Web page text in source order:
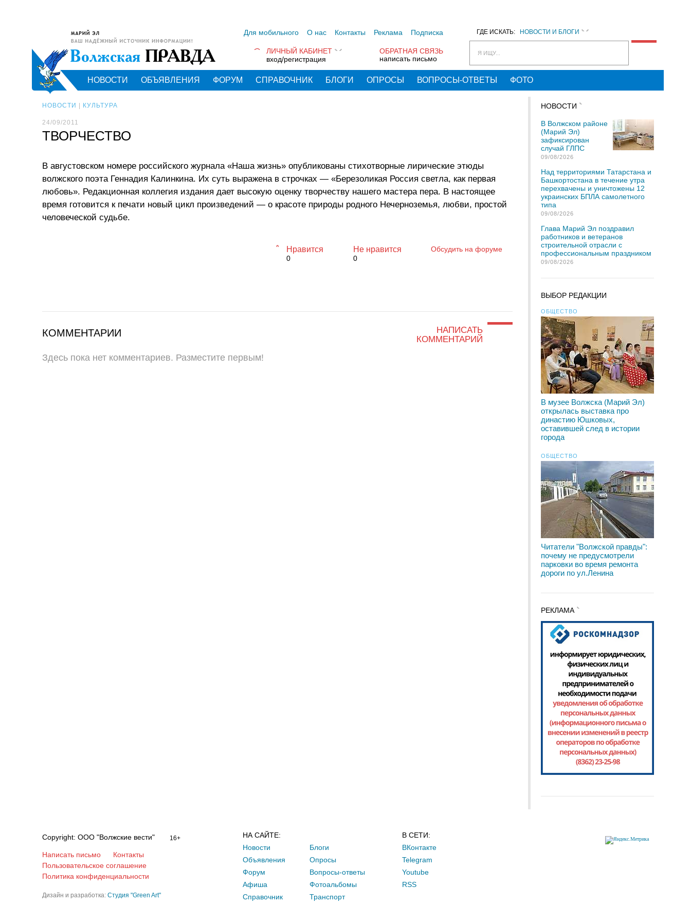
ГДЕ ИСКАТЬ: НОВОСТИ И БЛОГИ
Я ИЩУ...
Для мобильного О нас Контакты Реклама Подписка
ОБРАТНАЯ СВЯЗЬ
написать письмо
ЛИЧНЫЙ КАБИНЕТ
вход/регистрация
НОВОСТИ ОБЪЯВЛЕНИЯ ФОРУМ СПРАВОЧНИК БЛОГИ ОПРОСЫ ВОПРОСЫ-ОТВЕТЫ ФОТО
НОВОСТИ КУЛЬТУРА
24/09/2011
ТВОРЧЕСТВО
В августовском номере российского журнала «Наша жизнь» опубликованы стихотворные лирические этюды
волжского поэта Геннадия Калинкина. Их суть выражена в строчках — «Березоликая Россия светла, как первая
любовь». Редакционная коллегия издания дает высокую оценку творчеству нашего мастера пера. В настоящее
время готовится к печати новый цикл произведений — о красоте природы родного Нечерноземья, любви, простой
человеческой судьбе.
Нравится
0
Не нравится
0
Обсудить на форуме
НАПИСАТЬ
КОММЕНТАРИЙ
КОММЕНТАРИИ
Здесь пока нет комментариев. Разместите первым!
НОВОСТИ
В Волжском районе
(Марий Эл)
зафиксирован
случай ГЛПС
09/08/2026
Над территориями Татарстана и
Башкортостана в течение утра
перехвачены и уничтожены 12
украинских БПЛА самолетного
типа
09/08/2026
Глава Марий Эл поздравил
работников и ветеранов
строительной отрасли с
профессиональным праздником
09/08/2026
ВЫБОР РЕДАКЦИИ
ОБЩЕСТВО
В музее Волжска (Марий Эл)
открылась выставка про
династию Юшковых,
оставившей след в истории
города
ОБЩЕСТВО
Читатели "Волжской правды":
почему не предусмотрели
парковки во время ремонта
дороги по ул.Ленина
РЕКЛАМА
Copyright: ООО "Волжские вести" 16+
Написать письмо
Контакты
Пользовательское соглашение
Политика конфиденциальности
Дизайн и разработка: Студия "Green Art"
НА САЙТЕ:
Новости
Объявления
Форум
Афиша
Справочник
Блоги
Опросы
Вопросы-ответы
Фотоальбомы
Транспорт
В СЕТИ:
ВКонтакте
Telegram
Youtube
RSS